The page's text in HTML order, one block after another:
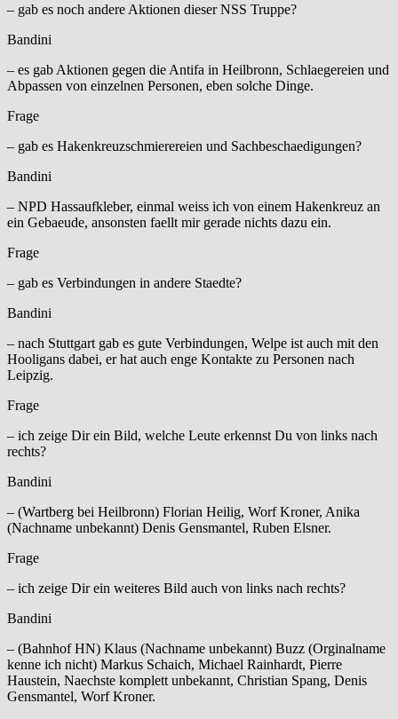
– gab es noch andere Aktionen dieser NSS Truppe?
Bandini
– es gab Aktionen gegen die Antifa in Heilbronn, Schlaegereien und
Abpassen von einzelnen Personen, eben solche Dinge.
Frage
– gab es Hakenkreuzschmierereien und Sachbeschaedigungen?
Bandini
– NPD Hassaufkleber, einmal weiss ich von einem Hakenkreuz an
ein Gebaeude, ansonsten faellt mir gerade nichts dazu ein.
Frage
– gab es Verbindungen in andere Staedte?
Bandini
– nach Stuttgart gab es gute Verbindungen, Welpe ist auch mit den
Hooligans dabei, er hat auch enge Kontakte zu Personen nach
Leipzig.
Frage
– ich zeige Dir ein Bild, welche Leute erkennst Du von links nach
rechts?
Bandini
– (Wartberg bei Heilbronn) Florian Heilig, Worf Kroner, Anika
(Nachname unbekannt) Denis Gensmantel, Ruben Elsner.
Frage
– ich zeige Dir ein weiteres Bild auch von links nach rechts?
Bandini
– (Bahnhof HN) Klaus (Nachname unbekannt) Buzz (Orginalname
kenne ich nicht) Markus Schaich, Michael Rainhardt, Pierre
Haustein, Naechste komplett unbekannt, Christian Spang, Denis
Gensmantel, Worf Kroner.